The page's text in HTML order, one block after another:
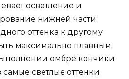
осветление и
нижней части
оттенка к другому
максимально плавным.
омбре кончики
самые светлые оттенки